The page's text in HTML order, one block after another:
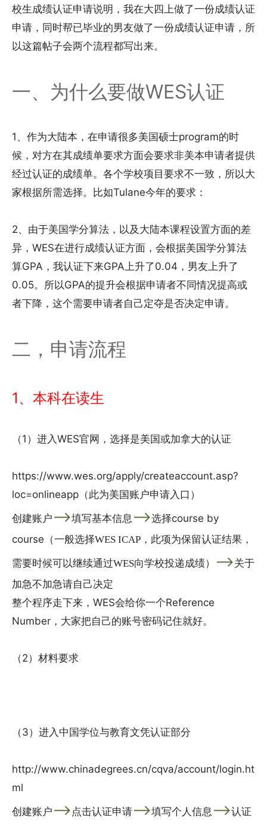
校生成绩认证申请说明，我在大四上做了一份成绩认证
申请，同时帮已毕业的男友做了一份成绩认证申请，所
以这篇帖子会两个流程都写出来。
一、为什么要做WES认证
1、作为大陆本，在申请很多美国硕士program的时
候，对方在其成绩单要求方面会要求非美本申请者提供
经过认证的成绩单。各个学校项目要求不一致，所以大
家根据所需选择。比如Tulane今年的要求：
2、由于美国学分算法，以及大陆本课程设置方面的差
异，WES在进行成绩认证方面，会根据美国学分算法
算GPA，我认证下来GPA上升了0.04，男友上升了
0.05。所以GPA的提升会根据申请者不同情况提高或
者下降，这个需要申请者自己定夺是否决定申请。
二，申请流程
1、本科在读生
（1）进入WES官网，选择是美国或加拿大的认证
https://www.wes.org/apply/createaccount.asp?
loc=onlineapp（此为美国账户申请入口）
创建账户 ——>填写基本信息 ——>选择course by
course（一般选择WES ICAP，此项为保留认证结果，
需要时候可以继续通过WES向学校投递成绩） ——>关于
加急不加急请自己决定
整个程序走下来，WES会给你一个Reference
Number，大家把自己的账号密码记住就好。
（2）材料要求
（3）进入中国学位与教育文凭认证部分
http://www.chinadegrees.cn/cqva/account/login.ht
ml
创建账户 ——> 点击认证申请——>填写个人信息 ——>认证